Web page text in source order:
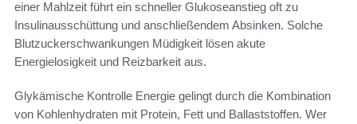
einer Mahlzeit führt ein schneller Glukoseanstieg oft zu
Insulinausschüttung und anschließendem Absinken. Solche
Blutzuckerschwankungen Müdigkeit lösen akute
Energielosigkeit und Reizbarkeit aus.
Glykämische Kontrolle Energie gelingt durch die Kombination
von Kohlenhydraten mit Protein, Fett und Ballaststoffen. Wer